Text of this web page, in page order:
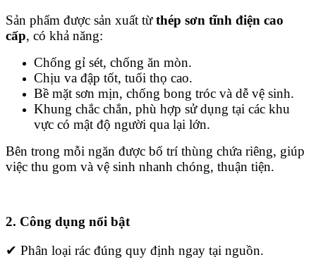
Sản phẩm được sản xuất từthép sơn tĩnh điện cao
cấp, có khả năng:
Chống gỉ sét, chống ăn mòn.
Chịu va đập tốt, tuổi thọ cao.
Bề mặt sơn mịn, chống bong tróc và dễ vệ sinh.
Khung chắc chắn, phù hợp sử dụng tại các khu
vực có mật độ người qua lại lớn.
Bên trong mỗi ngăn được bố trí thùng chứa riêng, giúp
việc thu gom và vệ sinh nhanh chóng, thuận tiện.
2. Công dụng nổi bật
✔ Phân loại rác đúng quy định ngay tại nguồn.